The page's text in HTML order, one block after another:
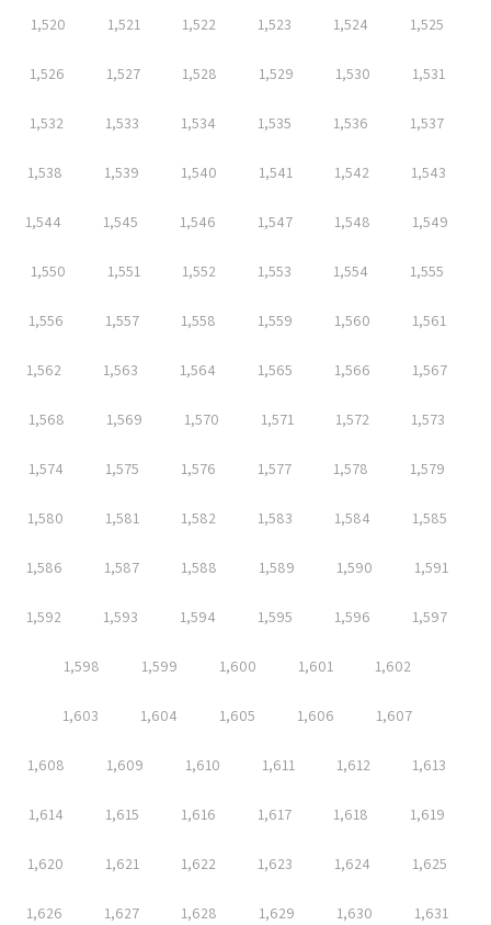
1,520 1,521 1,522 1,523 1,524 1,525
1,526 1,527 1,528 1,529 1,530 1,531
1,532 1,533 1,534 1,535 1,536 1,537
1,538 1,539 1,540 1,541 1,542 1,543
1,544 1,545 1,546 1,547 1,548 1,549
1,550 1,551 1,552 1,553 1,554 1,555
1,556 1,557 1,558 1,559 1,560 1,561
1,562 1,563 1,564 1,565 1,566 1,567
1,568 1,569 1,570 1,571 1,572 1,573
1,574 1,575 1,576 1,577 1,578 1,579
1,580 1,581 1,582 1,583 1,584 1,585
1,586 1,587 1,588 1,589 1,590 1,591
1,592 1,593 1,594 1,595 1,596 1,597
1,598 1,599 1,600 1,601 1,602
1,603 1,604 1,605 1,606 1,607
1,608 1,609 1,610 1,611 1,612 1,613
1,614 1,615 1,616 1,617 1,618 1,619
1,620 1,621 1,622 1,623 1,624 1,625
1,626 1,627 1,628 1,629 1,630 1,631